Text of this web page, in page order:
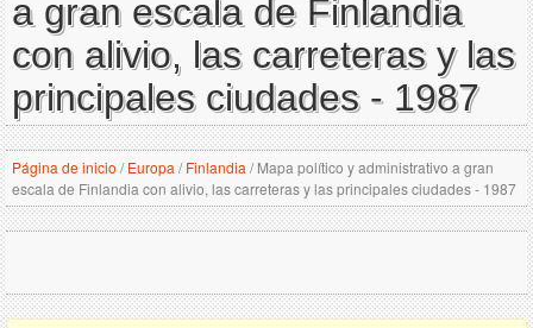
a gran escala de Finlandia
con alivio, las carreteras y las
principales ciudades - 1987
Página de inicio / Europa / Finlandia /Mapa político y administrativo a gran
escala de Finlandia con alivio, las carreteras y las principales ciudades - 1987